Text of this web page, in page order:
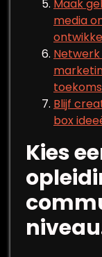
Maak
media
Blijf
box
Kies